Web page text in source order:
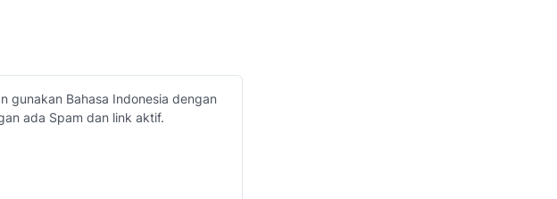
gunakan Bahasa Indonesia dengan
ada Spam dan link aktif.